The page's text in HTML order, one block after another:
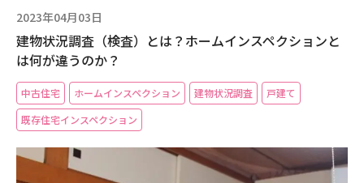
2023年04月03日
建物状況調査（検査）とは？ホームインスペクションと
は何が違うのか？
中古住宅 ホームインスペクション 建物状況調査
戸建て
既存住宅インスペクション